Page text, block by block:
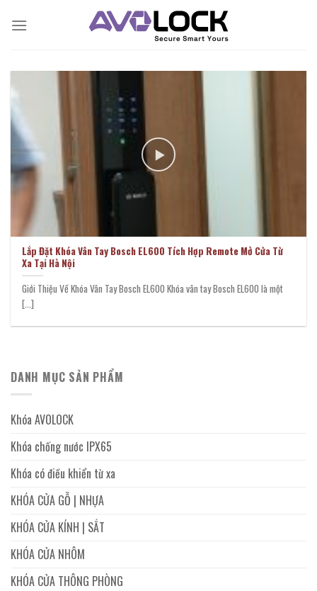
qua
Lắp Đặt Khóa Vân Tay Bosch EL600 Tích Hợp Remote Mở Cửa Từ
Xa Tại Hà Nội
Giới Thiệu Về Khóa Vân Tay Bosch EL600 Khóa vân tay Bosch EL600 là một
[...]
DANH MỤC SẢN PHẨM
Khóa AVOLOCK
Khóa chống nước IPX65
Khóa có điều khiển từ xa
KHÓA CỬA GỖ | NHỰA
KHÓA CỬA KÍNH | SẮT
KHÓA CỬA NHÔM
KHÓA CỬA THÔNG PHÒNG